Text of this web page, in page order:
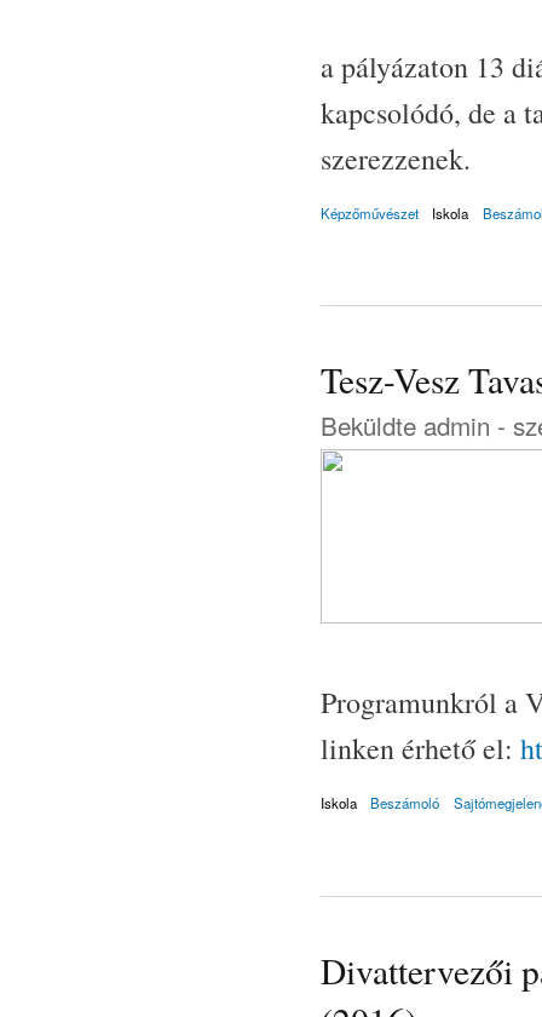
a pályázaton 13
kapcsolódó, de a
szerezzenek.
Képzőművészet Iskola
Tesz-Vesz
Beküldte admin -
Programunkról a
linken érhető el:
Iskola Beszámoló
Divattervezői